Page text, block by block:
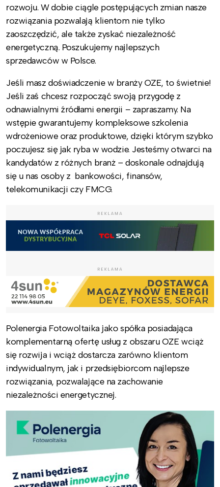
rozwoju. W dobie ciągle postępujących zmian nasze
rozwiązania pozwalają klientom nie tylko
zaoszczędzić, ale także zyskać niezależność
energetyczną. Poszukujemy najlepszych
sprzedawców w Polsce.
Jeśli masz doświadczenie w branży OZE, to świetnie!
Jeśli zaś chcesz rozpocząć swoją przygodę z
odnawialnymi źródłami energii – zapraszamy. Na
wstępie gwarantujemy kompleksowe szkolenia
wdrożeniowe oraz produktowe, dzięki którym szybko
poczujesz się jak ryba w wodzie. Jesteśmy otwarci na
kandydatów z różnych branż – doskonale odnajdują
się u nas osoby z bankowości, finansów,
telekomunikacji czy FMCG.
REKLAMA
REKLAMA
Polenergia Fotowoltaika jako spółka posiadająca
komplementarną ofertę usług z obszaru OZE wciąż
się rozwija i wciąż dostarcza zarówno klientom
indywidualnym, jak i przedsiębiorcom najlepsze
rozwiązania, pozwalające na zachowanie
niezależności energetycznej.